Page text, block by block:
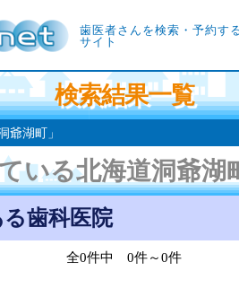
歯医者さんを検索・予約す
サイト
検索結果一覧
爺湖町」
している北海道洞爺湖
歯科医院
全0件中 0件～0件